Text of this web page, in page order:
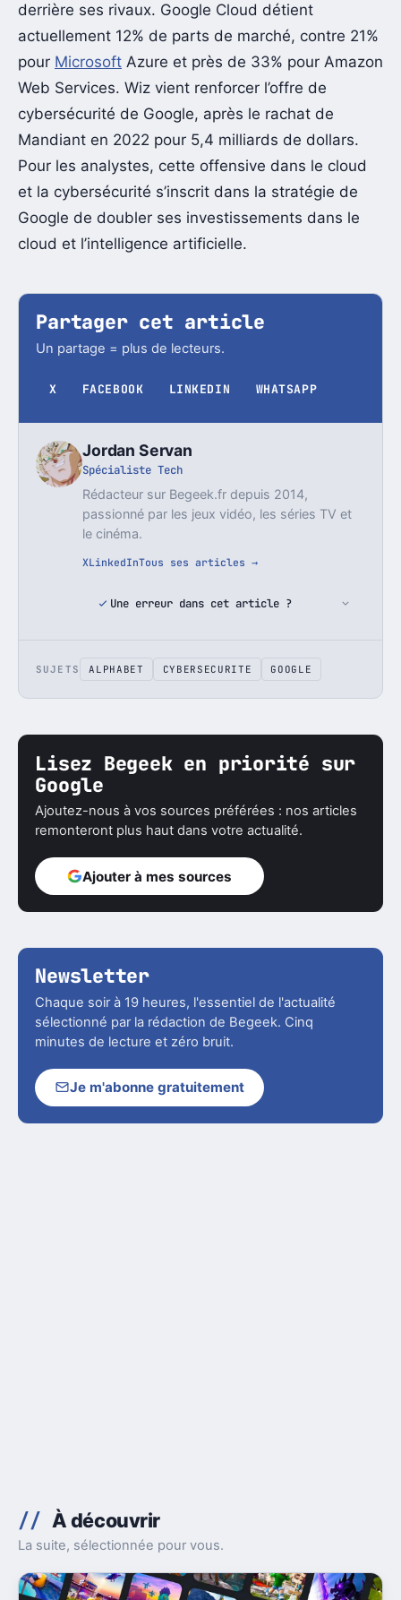
derrière ses rivaux. Google Cloud détient
actuellement 12% de parts de marché, contre 21%
pour Microsoft Azure et près de 33% pour Amazon
Web Services. Wiz vient renforcer l’offre de
cybersécurité de Google, après le rachat de
Mandiant en 2022 pour 5,4 milliards de dollars.
Pour les analystes, cette offensive dans le cloud
et la cybersécurité s’inscrit dans la stratégie de
Google de doubler ses investissements dans le
cloud et l’intelligence artificielle.
Partager cet article
Un partage = plus de lecteurs.
X FACEBOOK LINKEDIN WHATSAPP
Jordan Servan
Spécialiste Tech
Rédacteur sur Begeek.fr depuis 2014,
passionné par les jeux vidéo, les séries TV et
le cinéma.
XLinkedInTous ses articles →
Une erreur dans cet article ?
SUJETS ALPHABET CYBERSECURITE GOOGLE
Lisez Begeek en priorité sur
Google
Ajoutez-nous à vos sources préférées : nos articles
remonteront plus haut dans votre actualité.
Ajouter à mes sources
Newsletter
Chaque soir à 19 heures, l'essentiel de l'actualité
sélectionné par la rédaction de Begeek. Cinq
minutes de lecture et zéro bruit.
Je m'abonne gratuitement
À découvrir
La suite, sélectionnée pour vous.